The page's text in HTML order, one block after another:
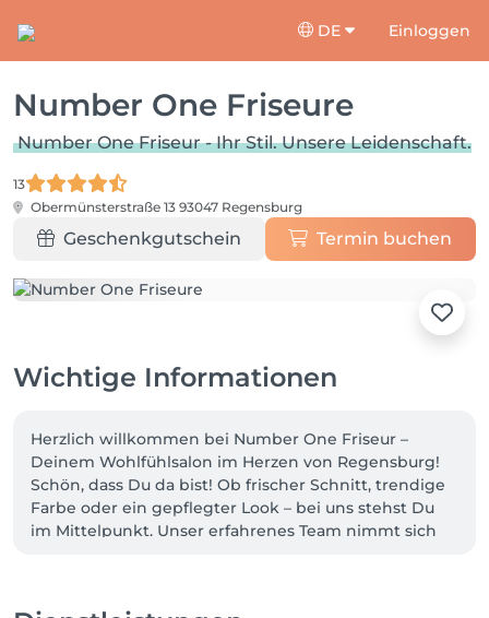
DE Einloggen
Number One Friseure
Number One Friseur - Ihr Stil. Unsere Leidenschaft.
13
Obermünsterstraße 13 93047 Regensburg
Geschenkgutschein Termin buchen
Wichtige Informationen
Herzlich willkommen bei Number One Friseur –
Deinem Wohlfühlsalon im Herzen von Regensburg!
Schön, dass Du da bist! Ob frischer Schnitt, trendige
Farbe oder ein gepflegter Look – bei uns stehst Du
im Mittelpunkt. Unser erfahrenes Team nimmt sich